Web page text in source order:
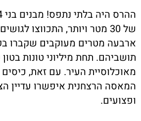
של 30 מטר ויותר, התכווצו
ארבעה מטרים מעוקבים שקברו
מאוכלוסיית העיר. עם זאת,
המאסה הרצחנית איפשרו עדיין
ופצועים.